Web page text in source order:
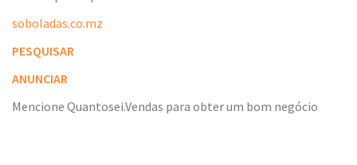
soboladas.co.mz
PESQUISAR
ANUNCIAR
Mencione Quantosei.Vendas para obter um bom negócio